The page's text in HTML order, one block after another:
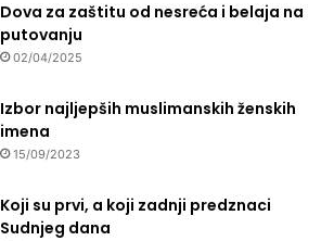
Dova za zaštitu od nesreća i belaja na
putovanju
02/04/2025
Izbor najljepših muslimanskih ženskih
imena
15/09/2023
Koji su prvi, a koji zadnji predznaci
Sudnjeg dana